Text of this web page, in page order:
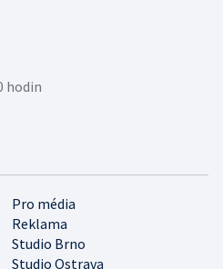
Pro média
Reklama
Studio Brno
Studio Ostrava
hodin